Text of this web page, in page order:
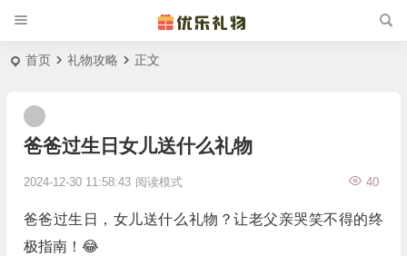
首页 礼物攻略 正文
爸爸过生日女儿送什么礼物
2024-12-30 11:58:43 40
阅读模式
爸爸过生日，女儿送什么礼物？让老父亲哭笑不得的终
极指南！😂